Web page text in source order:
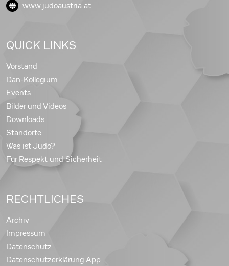
www.judoaustria.at
QUICK LINKS
Vorstand
Dan-Kollegium
Events
Bilder und Videos
Downloads
Standorte
Was ist Judo?
Für Respekt und Sicherheit
RECHTLICHES
Archiv
Impressum
Datenschutz
Datenschutzerklärung App